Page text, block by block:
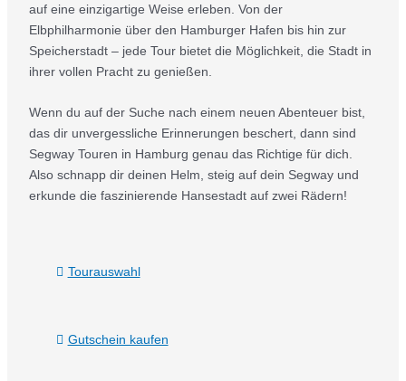
auf eine einzigartige Weise erleben. Von der
Elbphilharmonie über den Hamburger Hafen bis hin zur
Speicherstadt – jede Tour bietet die Möglichkeit, die Stadt in
ihrer vollen Pracht zu genießen.
Wenn du auf der Suche nach einem neuen Abenteuer bist,
das dir unvergessliche Erinnerungen beschert, dann sind
Segway Touren in Hamburg genau das Richtige für dich.
Also schnapp dir deinen Helm, steig auf dein Segway und
erkunde die faszinierende Hansestadt auf zwei Rädern!
Tourauswahl
Gutschein kaufen